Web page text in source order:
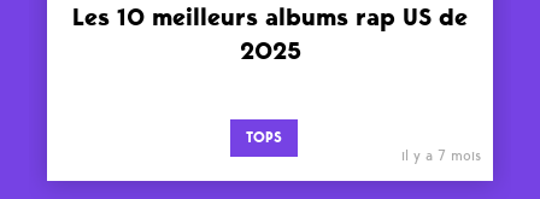
Les 10 meilleurs albums rap US de
2025
TOPS
il y a 7 mois